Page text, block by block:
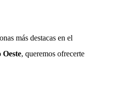
más destacas en el
Oeste, queremos ofrecerte